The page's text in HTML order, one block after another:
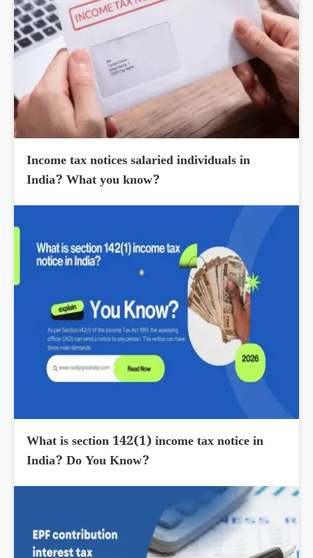
Income tax notices salaried individuals in
India? What you know?
What is section 142(1) income tax notice in
India? Do You Know?